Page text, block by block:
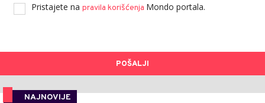
Pristajete na pravila korišćenja Mondo portala.
POŠALJI
NAJNOVIJE